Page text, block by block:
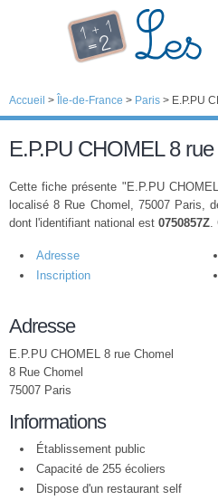
Accueil > Île-de-France > Paris > E.P.PU
E.P.PU CHOMEL 8
Cette fiche présente "E.P.PU
localisé 8 Rue Chomel, 75007 Paris,
dont l'identifiant national est 0750857Z.
Adresse
Inscription
Adresse
E.P.PU CHOMEL 8 rue Chomel
8 Rue Chomel
75007 Paris
Informations
Établissement public
Capacité de 255 écoliers
Dispose d'un restaurant self